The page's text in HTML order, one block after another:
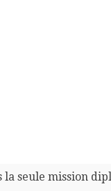
la seule mission